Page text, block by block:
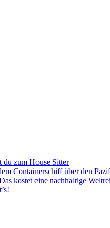
du zum House Sitter
Containerschiff über den
kostet eine nachhaltige